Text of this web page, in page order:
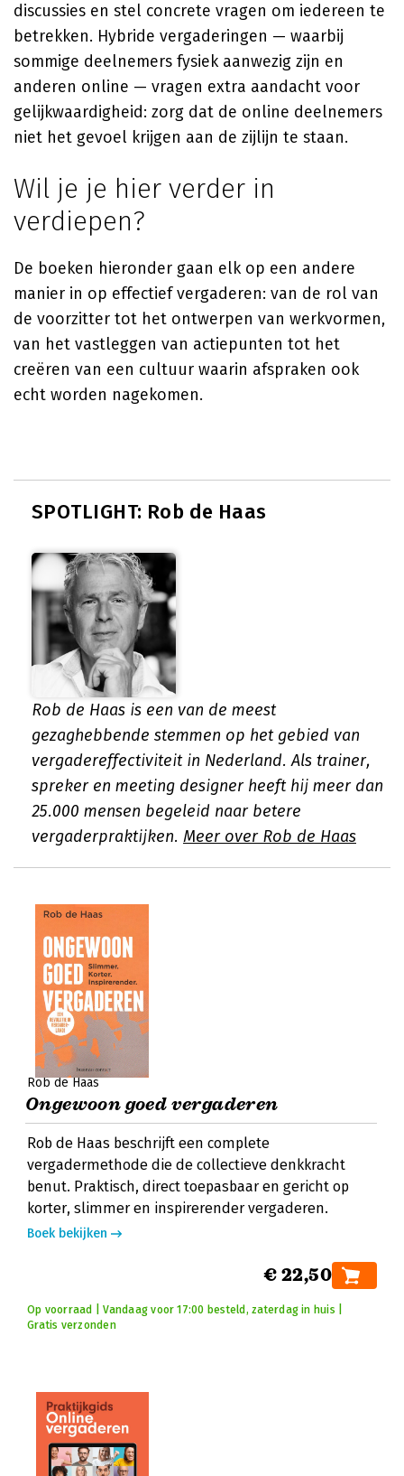
discussies en stel concrete vragen om iedereen te
betrekken. Hybride vergaderingen — waarbij
sommige deelnemers fysiek aanwezig zijn en
anderen online — vragen extra aandacht voor
gelijkwaardigheid: zorg dat de online deelnemers
niet het gevoel krijgen aan de zijlijn te staan.
Wil je je hier verder in
verdiepen?
De boeken hieronder gaan elk op een andere
manier in op effectief vergaderen: van de rol van
de voorzitter tot het ontwerpen van werkvormen,
van het vastleggen van actiepunten tot het
creëren van een cultuur waarin afspraken ook
echt worden nagekomen.
SPOTLIGHT: Rob de Haas
Rob de Haas is een van de meest
gezaghebbende stemmen op het gebied van
vergadereffectiviteit in Nederland. Als trainer,
spreker en meeting designer heeft hij meer dan
25.000 mensen begeleid naar betere
vergaderpraktijken. Meer over Rob de Haas
Rob de Haas
Ongewoon goed vergaderen
Rob de Haas beschrijft een complete
vergadermethode die de collectieve denkkracht
benut. Praktisch, direct toepasbaar en gericht op
korter, slimmer en inspirerender vergaderen.
Boek bekijken
€ 22,50
Op voorraad | Vandaag voor 17:00 besteld, zaterdag in huis |
Gratis verzonden